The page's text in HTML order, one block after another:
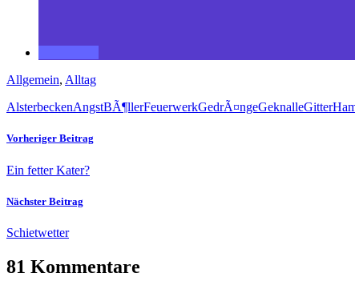
Allgemein, Alltag
AlsterbeckenAngstBÃ¶llerFeuerwerkGedrÃ¤ngeGeknalleGitter
Vorheriger Beitrag
Ein fetter Kater?
Nächster Beitrag
Schietwetter
81 Kommentare